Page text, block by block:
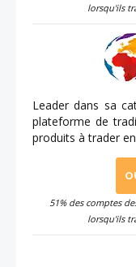
lorsqu'ils
Leader dans sa
plateforme de
produits à trader
51% des comptes
lorsqu'ils